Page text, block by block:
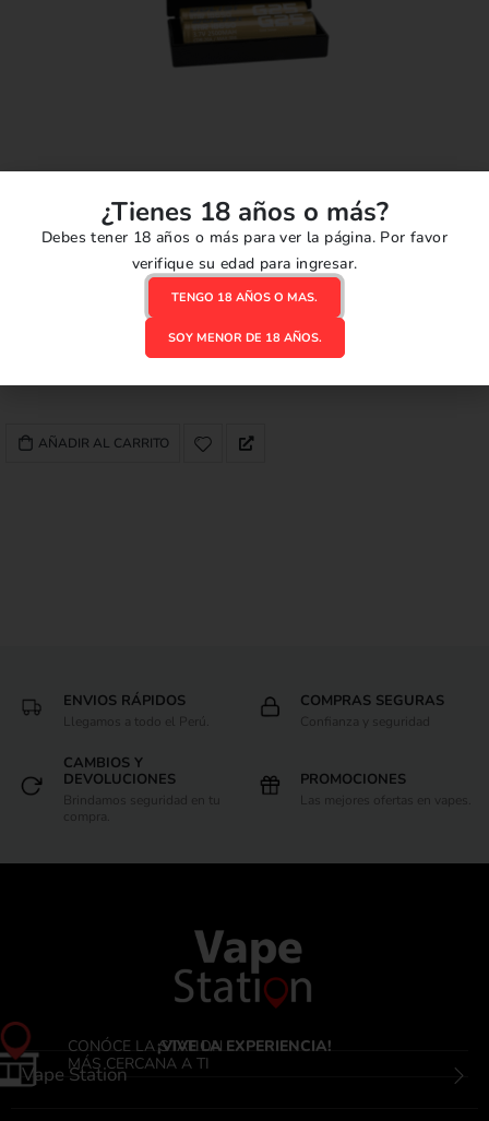
REPUESTOS
Pila Golisi GOLD 18650 2500mAh 20A G25 (2 Pack)
AÑADIR AL CARRITO
ENVIOS RÁPIDOS
Llegamos a todo el Perú.
COMPRAS SEGURAS
Confianza y seguridad
CAMBIOS Y
DEVOLUCIONES
Brindamos seguridad en tu
compra.
PROMOCIONES
Las mejores ofertas en vapes.
¡VIVE LA EXPERIENCIA!
CONÓCE LA STATION
MÁS CERCANA A TI
Vape Station
¿Tienes 18 años o más?
Debes tener 18 años o más para ver la página. Por favor
verifique su edad para ingresar.
TENGO 18 AÑOS O MAS.
SOY MENOR DE 18 AÑOS.